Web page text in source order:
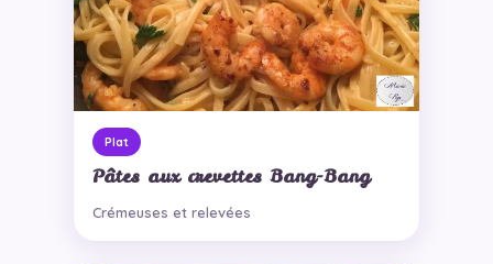
Plat
Pâtes aux crevettes Bang-Bang
Crémeuses et relevées